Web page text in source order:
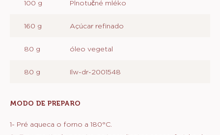
INGREDIENTES
100 g Ovos
100 g Plnotučné mléko